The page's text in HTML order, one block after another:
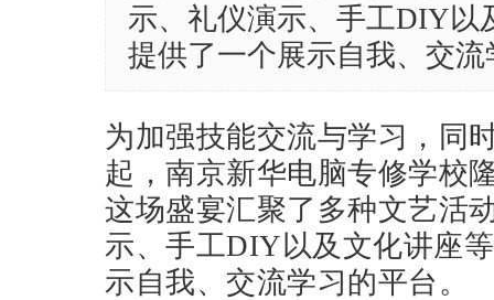
示、礼仪演示、手工DIY以
提供了一个展示自我、交
为加强技能交流与学习，同
起，南京新华电脑专修学校
这场盛宴汇聚了多种文艺活
示、手工DIY以及文化讲座
示自我、交流学习的平台。